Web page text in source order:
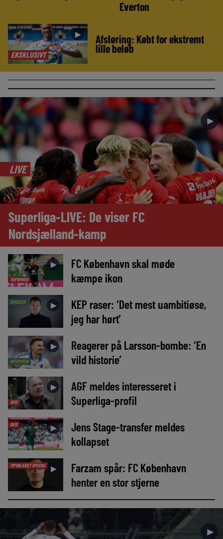
Everton
EKSKLUSIVT
► Afsløring: Købt for ekstremt
lille beløb
►
LIVE
Superliga-LIVE: De viser FC
Nordsjælland-kamp
TOPNYHED
►
FC København skal møde
kæmpe ikon
NYHEDER ►
KEP raser: ‘Det mest uambitiøse,
jeg har hørt’
INTERVIEW
►
Reagerer på Larsson-bombe: ‘En
vild historie’
AVIS
►
AGF meldes interesseret i
Superliga-profil
AVIS ►
Jens Stage-transfer meldes
kollapset
TIPSBLADET SPECIAL ►
Farzam spår: FC København
henter en stor stjerne
►